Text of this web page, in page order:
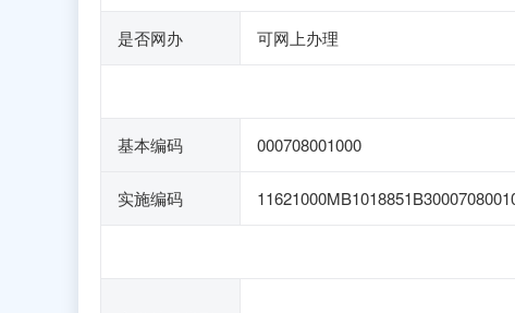
是否网办 可网上办理
基本编码 000708001000
实施编码